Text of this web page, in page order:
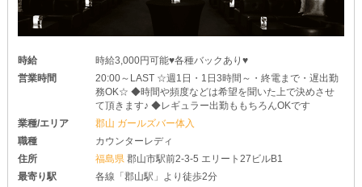
時給
時給3,000円可能♥各種バックあり♥
営業時間
20:00～LAST ☆週1日・1日3時間～・終電まで・遅出勤
務OK☆ ◆時間や頻度などは希望を聞いた上で決めさせ
て頂きます♪ ◆レギュラー出勤ももちろんOKです
業種/エリア
郡山 ガールズバー体入
職種
カウンターレディ
住所
福島県郡山市駅前2-3-5 エリート27ビルB1
最寄り駅
各線「郡山駅」より徒歩2分